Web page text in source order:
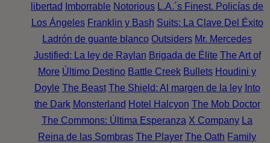
libertad
Imborrable Notorious L.A.´s Finest. Policías de
Los Ángeles Franklin y Bash Suits: La Clave Del Éxito
Ladrón de guante blanco Outsiders Mr. Mercedes
Justified: La ley de Raylan Brigada de Élite The Art of
More Último Destino Battle Creek Bullets Houdini y
Doyle The Beast The Shield: Al margen de la ley Into
the Dark Monsterland Hotel Halcyon The Mob Doctor
The Commons: Última Esperanza X Company La
Reina de las Sombras The Player The Oath Family